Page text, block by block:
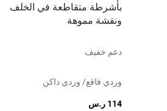
بأشرطة متقاطعة في الخلف
ونقشة مموهة
دعم خفيف
وردي فاقع/ وردي داكن
114 ر.س